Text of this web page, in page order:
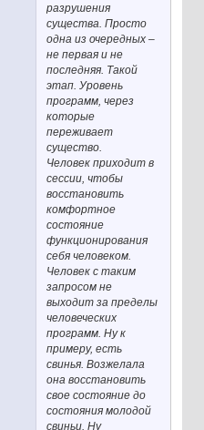
разрушения
существа. Просто
одна из очередных –
не первая и не
последняя. Такой
этап. Уровень
программ, через
которые
переживает
существо.
Человек приходит в
сессии, чтобы
восстановить
комфортное
состояние
функционирования
себя человеком.
Человек с таким
запросом не
выходит за пределы
человеческих
программ. Ну к
примеру, есть
свинья. Возжелала
она восстановить
свое состояние до
состояния молодой
свиньи. Ну